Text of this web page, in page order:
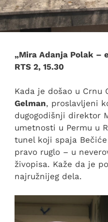
„Mira Adanja Polak –
RTS 2, 15.30
Kada je došao u Crnu
Gelman, proslavljeni
dugogodišnji direktor
umetnosti u Permu u
tunel koji spaja
pravo ruglo – u
živopisa. Kaže da je
najružnijeg dela.